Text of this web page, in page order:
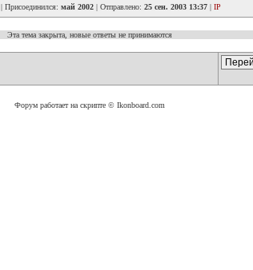
| Присоединился: май 2002 | Отправлено: 25 сен. 2003 13:37 | IP
Эта тема закрыта, новые ответы не принимаются
Форум работает на скрипте © Ikonboard.com